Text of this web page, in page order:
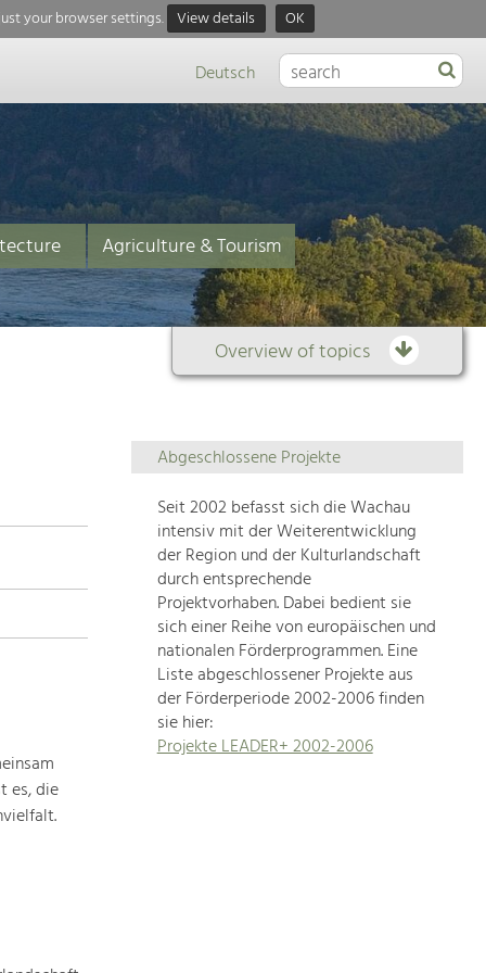
your browser settings. View details OK
Deutsch
Agriculture & Tourism
Overview of topics
Overview
of
topics
Development
within
our
region
is
extremely
diverse.
Which
es, die
Abgeschlossene Projekte
Seit 2002 befasst sich die Wachau
intensiv mit der Weiterentwicklung
der Region und der Kulturlandschaft
durch entsprechende
Projektvorhaben. Dabei bedient sie
sich einer Reihe von europäischen und
nationalen Förderprogrammen. Eine
Liste abgeschlossener Projekte aus
der Förderperiode 2002-2006 finden
sie hier:
Projekte LEADER+ 2002-2006